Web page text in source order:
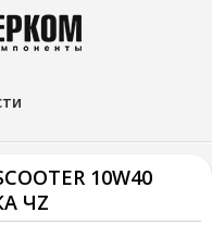
10W40
ЧZ